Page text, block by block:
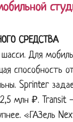
СРЕДСТВА
Для
способность
Sprinter
млн ₽.
«ГАЗель